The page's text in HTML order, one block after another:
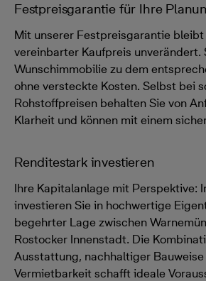
Festpreisgarantie für Ihre
Mit unserer Festpreisgarantie
vereinbarter Kaufpreis unverändert.
Wunschimmobilie zu dem
ohne versteckte Kosten. Selbst bei
Rohstoffpreisen behalten Sie von
Klarheit und können mit einem
Renditestark investieren
Ihre Kapitalanlage mit Perspektive:
investieren Sie in hochwertige
begehrter Lage zwischen
Rostocker Innenstadt. Die
Ausstattung, nachhaltiger
Vermietbarkeit schafft ideale